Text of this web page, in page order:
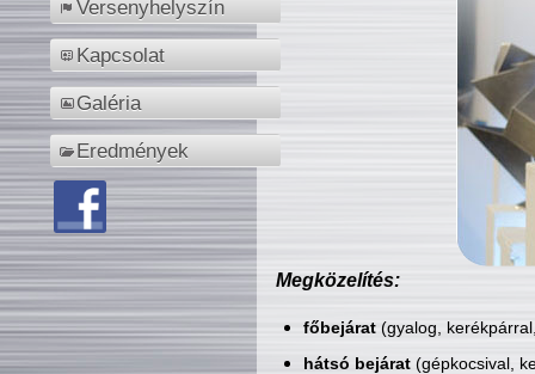
Versenyhelyszín
Kapcsolat
Galéria
Eredmények
Megközelítés:
főbejárat(gyalog,
hátsó bejárat(gépkocsival,